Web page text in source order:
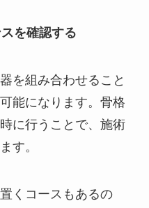
を確認する
を組み合わせること
能になります。骨格
に行うことで、施術
す。
くコースもあるの